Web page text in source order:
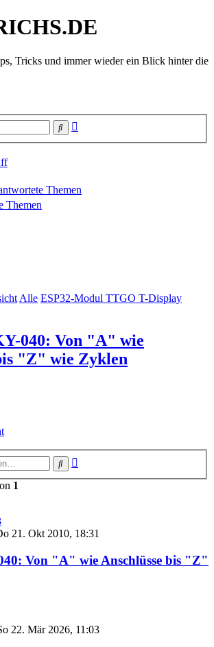
Tricks und immer wieder ein Blick hinter die
Suche
Themen
Themen
Alle ESP32-Modul TTGO T-Display
040: Von "A" wie
"Z" wie Zyklen
Suche
1
21. Okt 2010, 18:31
Von "A" wie Anschlüsse bis "Z"
22. Mär 2026, 11:03